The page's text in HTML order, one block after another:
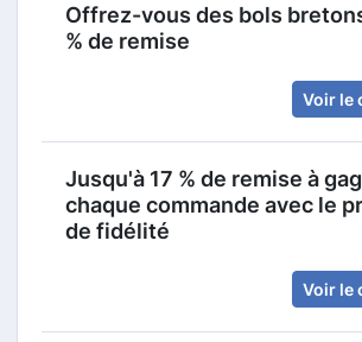
Offrez-vous des bols
% de remise
Voir le
Jusqu'à 17 % de remise à
chaque commande avec le
de fidélité
Voir le